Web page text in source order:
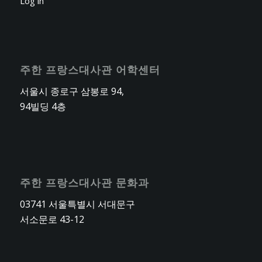
주한 프랑스대사관 어학센터
서울시 종로구 삼봉로 94,
94빌딩 4층
주한 프랑스대사관 문화과
03741 서울특별시 서대문구
서소문로 43-12